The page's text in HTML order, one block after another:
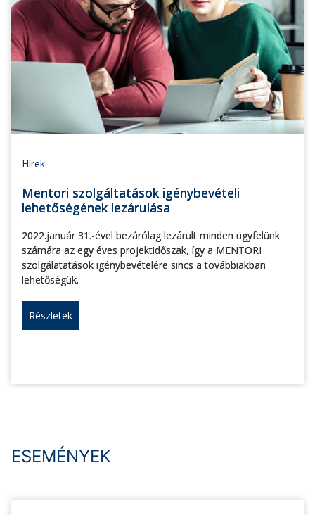
Hírek
Mentori szolgáltatások igénybevételi
lehetőségének lezárulása
2022.január 31.-ével bezárólag lezárult minden ügyfelünk
számára az egy éves projektidőszak, így a MENTORI
szolgálatatások igénybevételére sincs a továbbiakban
lehetőségük.
Részletek
ESEMÉNYEK